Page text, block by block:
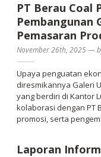
PT Berau Coal
Pembangunan
Pemasaran
November 26th, 2025—
Upaya penguatan
diresmikannya Galeri
yang berdiri di Kantor
kolaborasi dengan PT
promosi, serta
Laporan